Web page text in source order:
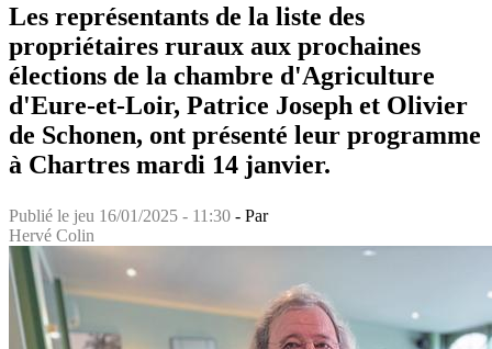
Les représentants de la liste des
propriétaires ruraux aux prochaines
élections de la chambre d'Agriculture
d'Eure-et-Loir, Patrice Joseph et Olivier
de Schonen, ont présenté leur programme
à Chartres mardi 14 janvier.
Publié le jeu 16/01/2025 - 11:30 - Par
Hervé Colin